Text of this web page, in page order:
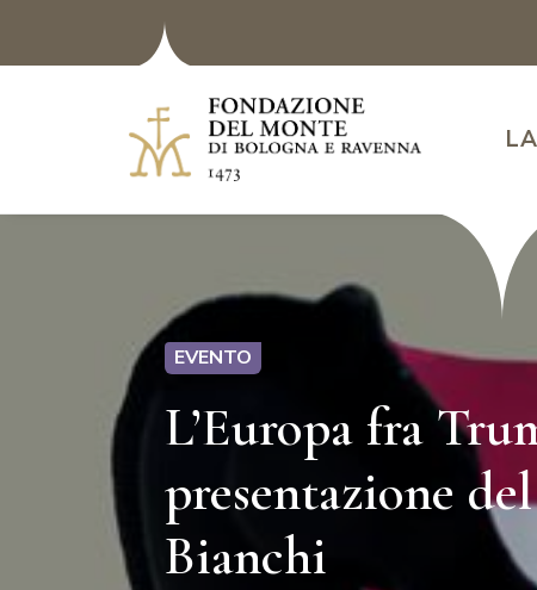
EVENTO
L’Europa fra
presentazione
Bianchi